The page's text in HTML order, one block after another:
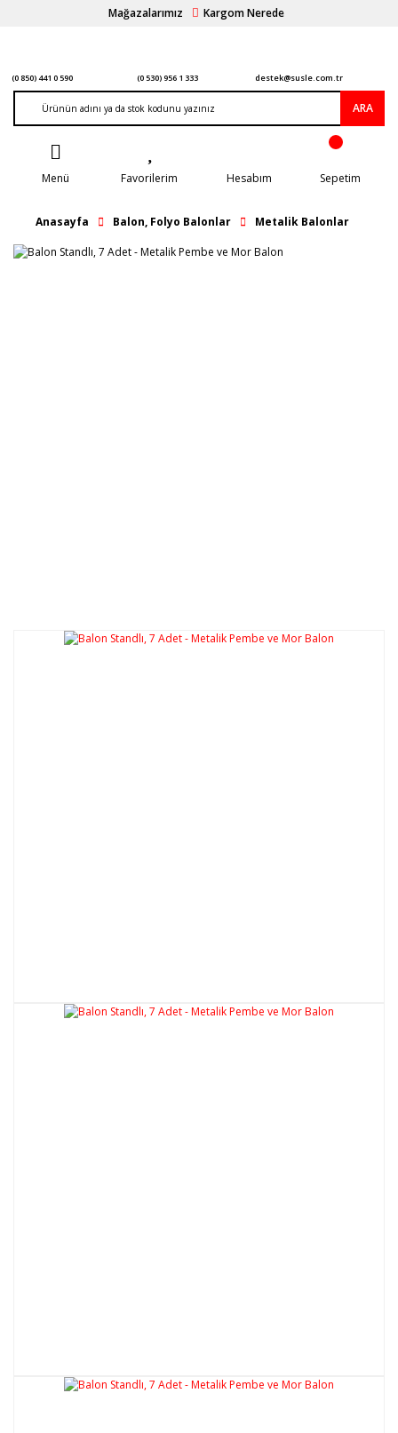
Mağazalarımız Kargom Nerede
(0 850) 441 0 590 (0 530) 956 1 333 destek@susle.com.tr
ARA
Menü Favorilerim Hesabım Sepetim
Anasayfa Balon, Folyo Balonlar Metalik Balonlar